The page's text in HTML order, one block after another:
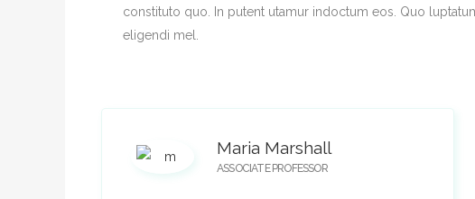
constituto quo. In putent utamur indoctum eos. Quo
eligendi mel.
Maria Marshall
ASSOCIATE PROFESSOR